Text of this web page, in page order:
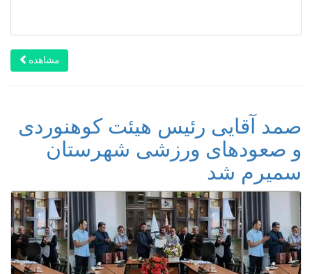
مشاهده
صمد آقایی رئیس هیئت کوهنوردی
و صعودهای ورزشی شهرستان
سمیرم شد